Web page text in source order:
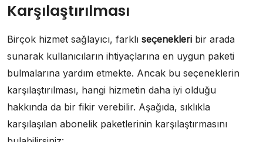
Karşılaştırılması
Birçok hizmet sağlayıcı, farklı seçenekleri bir arada
sunarak kullanıcıların ihtiyaçlarına en uygun paketi
bulmalarına yardım etmekte. Ancak bu seçeneklerin
karşılaştırılması, hangi hizmetin daha iyi olduğu
hakkında da bir fikir verebilir. Aşağıda, sıklıkla
karşılaşılan abonelik paketlerinin karşılaştırmasını